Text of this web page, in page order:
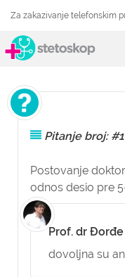
Za zakazivanje telefonskim
Pitanje broj:
Postovanje
odnos desio pre
Prof. dr
dovoljna su